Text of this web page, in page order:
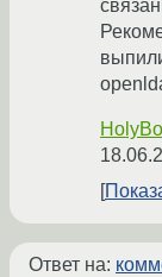
Ответ на: